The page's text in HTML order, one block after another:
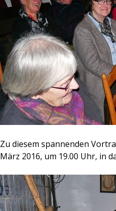
Zu diesem spannenden
März 2016, um 19.00 Uhr, in